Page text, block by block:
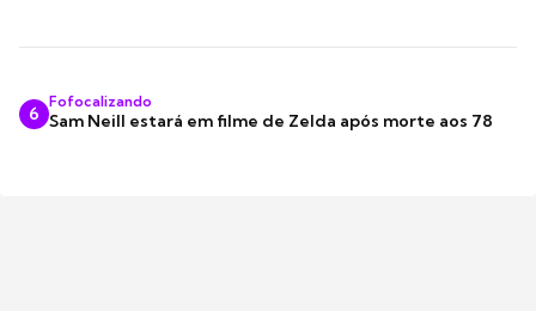
6
Fofocalizando
Sam Neill estará em filme de Zelda após morte aos 78